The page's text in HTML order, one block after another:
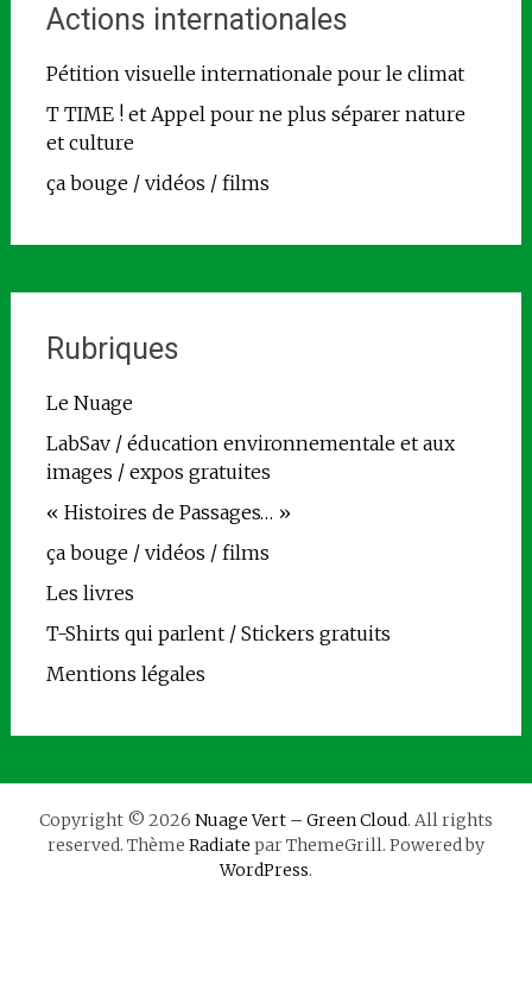
Actions internationales
Pétition visuelle internationale pour le climat
T TIME ! et Appel pour ne plus séparer nature
et culture
ça bouge / vidéos / films
Rubriques
Le Nuage
LabSav / éducation environnementale et aux
images / expos gratuites
« Histoires de Passages… »
ça bouge / vidéos / films
Les livres
T-Shirts qui parlent / Stickers gratuits
Mentions légales
Copyright © 2026 Nuage Vert – Green Cloud. All rights
reserved. Thème Radiate par ThemeGrill. Powered by
WordPress.